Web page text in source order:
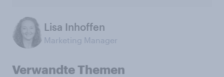
Lisa Inhoffen
Marketing Manager
Verwandte Themen